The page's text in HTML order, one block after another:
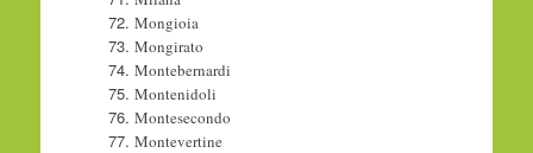
Mongioia
Mongirato
Montebernardi
Montenidoli
Montesecondo
Montevertine